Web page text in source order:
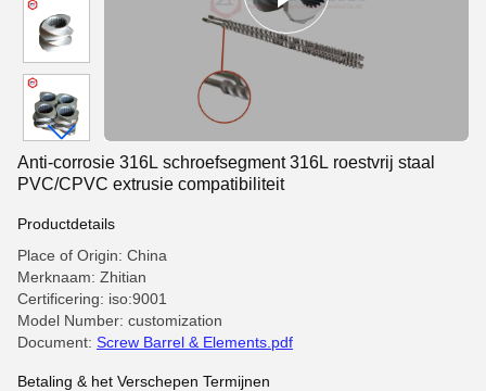
Anti-corrosie 316L schroefsegment 316L roestvrij staal
PVC/CPVC extrusie compatibiliteit
Productdetails
Place of Origin: China
Merknaam: Zhitian
Certificering: iso:9001
Model Number: customization
Document: Screw Barrel & Elements.pdf
Betaling & het Verschepen Termijnen